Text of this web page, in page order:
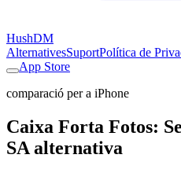
HushDM
AlternativesSuportPolítica de
App Store
comparació per a iPhone
Caixa Forta Fotos:
SA alternativa